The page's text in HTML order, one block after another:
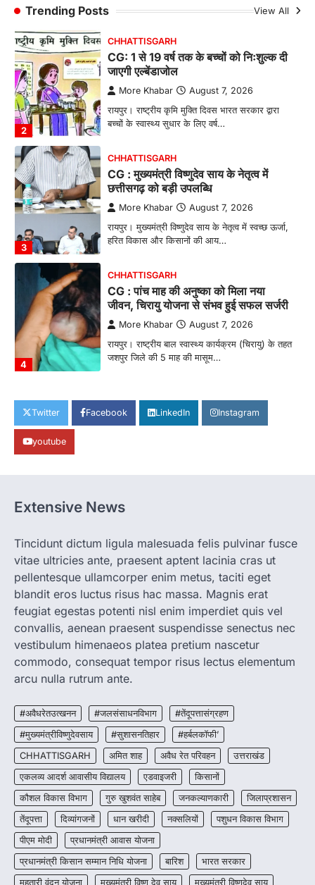
Trending Posts View All
बनाने की दिशा में जिले के नगरी…
2
CHHATTISGARH
CG: 1 से 19 वर्ष तक के बच्चों को निःशुल्क दी
जाएगी एल्बेंडाजोल
More Khabar August 7, 2026
रायपुर। राष्ट्रीय कृमि मुक्ति दिवस भारत सरकार द्वारा
बच्चों के स्वास्थ्य सुधार के लिए वर्ष…
3
CHHATTISGARH
CG : मुख्यमंत्री विष्णुदेव साय के नेतृत्व में
छत्तीसगढ़ को बड़ी उपलब्धि
More Khabar August 7, 2026
रायपुर। मुख्यमंत्री विष्णुदेव साय के नेतृत्व में स्वच्छ ऊर्जा,
हरित विकास और किसानों की आय…
4
CHHATTISGARH
CG : पांच माह की अनुष्का को मिला नया
जीवन, चिरायु योजना से संभव हुई सफल सर्जरी
More Khabar August 7, 2026
रायपुर। राष्ट्रीय बाल स्वास्थ्य कार्यक्रम (चिरायु) के तहत
जशपुर जिले की 5 माह की मासूम…
CG: छिपली की दीदियों का कमाल, बकरी
पालन से बढ़ी आय और मजबूत हुआ आत्मविश्वास
बनाने की दिशा में जिले के नगरी…
2
CHHATTISGARH
जाएगी एल्बेंडाजोल
More Khabar August 7, 2026
रायपुर। राष्ट्रीय कृमि मुक्ति दिवस भारत सरकार द्वारा
बच्चों के स्वास्थ्य सुधार के लिए वर्ष…
3
CHHATTISGARH
CG : मुख्यमंत्री विष्णुदेव साय के नेतृत्व में
छत्तीसगढ़ को बड़ी उपलब्धि
More Khabar
हरित विकास और किसानों की आय…
4
CHHATTISGARH
CG : पांच माह की अनुष्का को मिला नया
जीवन, चिरायु योजना से संभव हुई सफल सर्जरी
More Khabar August 7, 2026
रायपुर। राष्ट्रीय बाल स्वास्थ्य कार्यक्रम (चिरायु) के तहत
जशपुर जिले की 5 माह की मासूम…
Twitter Facebook LinkedIn Instagram
youtube
Extensive News
Tincidunt dictum ligula malesuada felis pulvinar fusce
vitae ultricies ante, praesent aptent lacinia cras ut
pellentesque ullamcorper enim metus, taciti eget
blandit eros luctus risus hac massa. Magnis erat
feugiat egestas potenti nisl enim imperdiet quis vel
convallis, aenean praesent suspendisse senectus nec
vestibulum himenaeos platea pretium nascetur
commodo, consequat tempor risus lectus elementum
arcu nulla rutrum ante.
#अवैधरेतउत्खनन #जलसंसाधनविभाग
#तेंदूपत्तासंग्रहण
#मुख्यमंत्रीविष्णुदेवसाय
#सुशासनतिहार
#हर्बलकॉफी’
CHHATTISGARH
अमित शाह अवैध रेत परिवहन
उत्तराखंड
एकलव्य आदर्श आवासीय विद्यालय
एडवाइजरी
किसानों
कौशल विकास विभाग
गुरु खुशवंत साहेब जनकल्याणकारी
जिलाप्रशासन
तेंदूपत्ता
दिव्यांगजनों धान खरीदी नक्सलियों
पशुधन विकास विभाग
पीएम मोदी
प्रधानमंत्री आवास योजना
प्रधानमंत्री किसान सम्मान निधि योजना
बारिश
भारत सरकार
महतारी वंदन योजना
मुख्यमंत्री विष्णु देव साय मुख्यमंत्री विष्णुदेव साय